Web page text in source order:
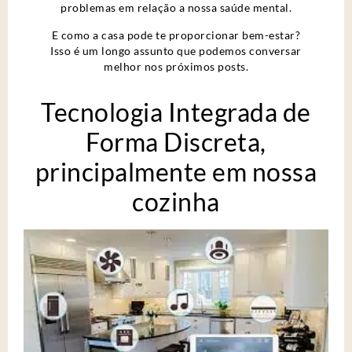
problemas em relação a nossa saúde mental.
E como a casa pode te proporcionar bem-estar?
Isso é um longo assunto que podemos conversar
melhor nos próximos posts.
Tecnologia Integrada de
Forma Discreta,
principalmente em nossa
cozinha